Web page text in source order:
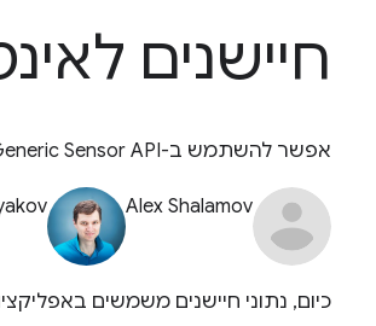
חיישנים
אפשר להשתמש ב-Generic Sensor API כדי לקבל גישה לחיישנים במכשיר כמו מד תאוצה, ג'ירוסקופ ומגנטומטר.
Alex Shalamov
כיום, נתוני חיישנים משמשים